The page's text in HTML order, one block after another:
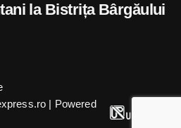
la Bistrița Bârgăului
| Powered